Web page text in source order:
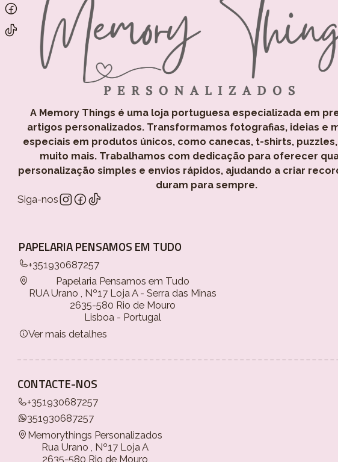
A Memory Things é uma loja portuguesa especializada em
artigos personalizados. Transformamos fotografias, ideias e
especiais em produtos únicos, como canecas, t-shirts,
muito mais. Trabalhamos com dedicação para oferecer
personalização simples e envios rápidos, ajudando a criar
duram para sempre.
Siga-nos
PAPELARIA PENSAMOS EM TUDO
+351930687257
Papelaria Pensamos em Tudo
RUA Urano , Nº17 Loja A - Serra das Minas
2635-580 Rio de Mouro
Lisboa - Portugal
Ver mais detalhes
CONTACTE-NOS
+351930687257
351930687257
Memorythings Personalizados
Rua Urano , Nº17 Loja A
2635-580 Rio de Mouro